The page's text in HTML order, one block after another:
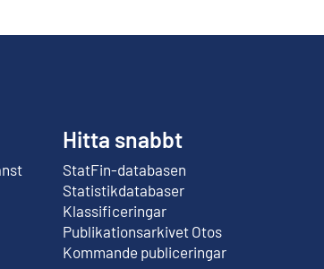
Hitta snabbt
StatFin-databasen
Extern länk
Statistikdatabaser
Klassificeringar
Publikationsarkivet Otos
Extern länk
Kommande publiceringar